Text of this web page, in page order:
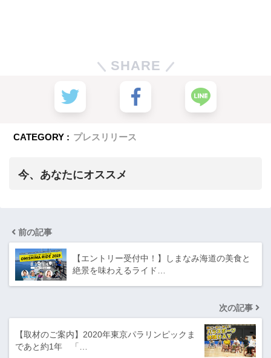
SHARE
CATEGORY : プレスリリース
今、あなたにオススメ
前の記事
【エントリー受付中！】しまなみ海道の美食と
絶景を味わえるライド…
次の記事
【取材のご案内】2020年東京パラリンピックま
であと約1年 「…